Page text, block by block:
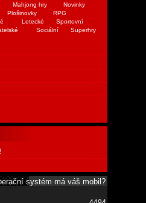
Mahjong hry
Novinky
Plošinovky
RPG
Letecké
Sportovní
Sociální
Superhry
systém má váš mobil?